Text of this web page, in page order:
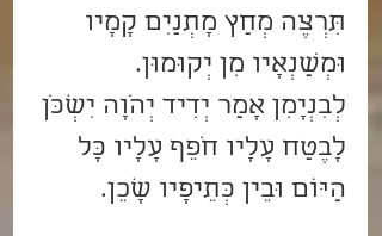
תִּרְצֶה מְחַץ מָתְנַיִם קָמָיו
וּמְשַׂנְאָיו מִן יְקוּמוּן.
לְבִנְיָמִן אָמַר יְדִיד יְהֹוָה יִשְׁכֹּן
לָבֶטַח עָלָיו חֹפֵף עָלָיו כָּל
הַיּוֹם וּבֵין כְּתֵיפָיו שָׁכֵן.